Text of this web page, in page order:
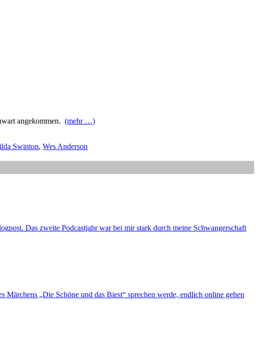
angekommen. (mehr …)
Swinton, Wes Anderson
Das zweite Podcastjahr war bei mir stark durch meine Schwangerschaft
„Die Schöne und das Biest“ sprechen werde, endlich online gehen